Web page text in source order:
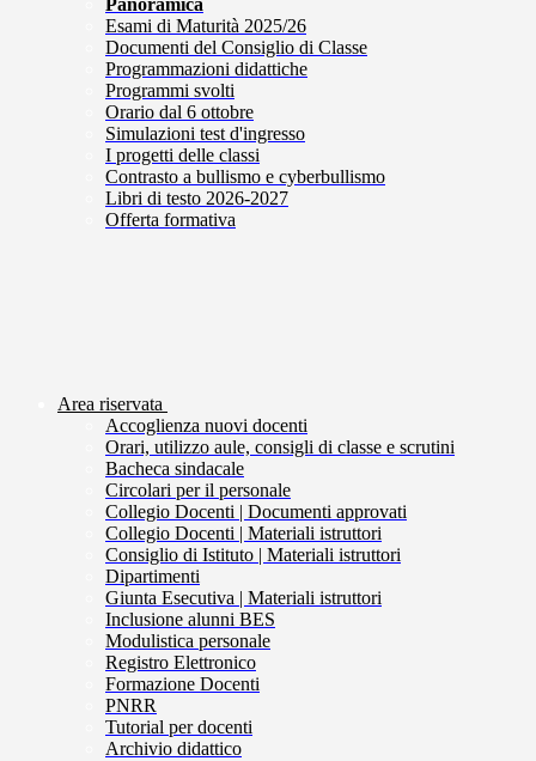
Panoramica
Esami di Maturità 2025/26
Documenti del Consiglio di Classe
Programmazioni didattiche
Programmi svolti
Orario dal 6 ottobre
Simulazioni test d'ingresso
I progetti delle classi
Contrasto a bullismo e cyberbullismo
Libri di testo 2026-2027
Offerta formativa
Area riservata
Accoglienza nuovi docenti
Orari, utilizzo aule, consigli di classe e scrutini
Bacheca sindacale
Circolari per il personale
Collegio Docenti | Documenti approvati
Collegio Docenti | Materiali istruttori
Consiglio di Istituto | Materiali istruttori
Dipartimenti
Giunta Esecutiva | Materiali istruttori
Inclusione alunni BES
Modulistica personale
Registro Elettronico
Formazione Docenti
PNRR
Tutorial per docenti
Archivio didattico